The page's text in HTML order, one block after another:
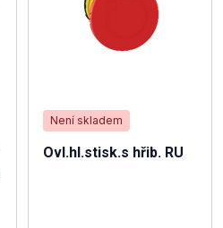
Není skladem
Ovl.hl.stisk.s hřib. RU